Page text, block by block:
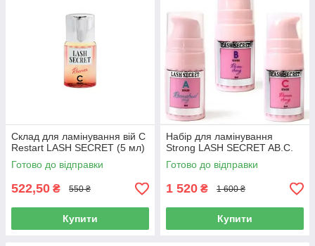
Склад для ламінування вій C
Restart LASH SECRET (5 мл)
Готово до відправки
522,50 ₴ 550 ₴
Купити
Набір для ламінування
Strong LASH SECRET AB.C.
Готово до відправки
1 520 ₴ 1 600 ₴
Купити